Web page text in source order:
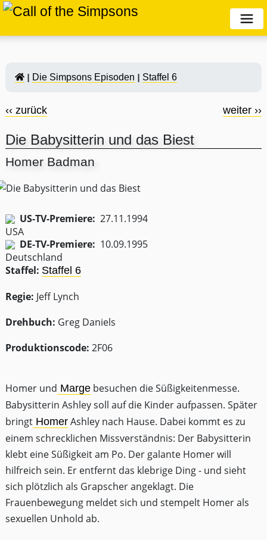
Die Simpsons Episoden Staffel 6
‹‹ zurück weiter ››
Die Babysitterin und das Biest
Homer Badman
US-TV-Premiere: 27.11.1994
DE-TV-Premiere: 10.09.1995
Staffel: Staffel 6
Regie: Jeff Lynch
Drehbuch: Greg Daniels
Produktionscode: 2F06
Homer und Marge besuchen die Süßigkeitenmesse.
Babysitterin Ashley soll auf die Kinder aufpassen. Später
bringt Homer Ashley nach Hause. Dabei kommt es zu
einem schrecklichen Missverständnis: Der Babysitterin
klebt eine Süßigkeit am Po. Der galante Homer will
hilfreich sein. Er entfernt das klebrige Ding - und sieht
sich plötzlich als Grapscher angeklagt. Die
Frauenbewegung meldet sich und stempelt Homer als
sexuellen Unhold ab.